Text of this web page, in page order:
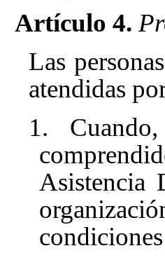
Artículo 4.
Las
atendidas
1.
Asistencia